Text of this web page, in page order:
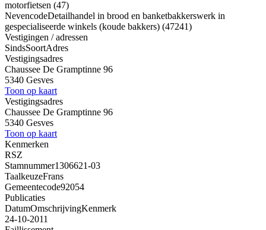
motorfietsen (47)
NevencodeDetailhandel in brood en banketbakkerswerk in
gespecialiseerde winkels (koude bakkers) (47241)
Vestigingen / adressen
SindsSoortAdres
Vestigingsadres
Chaussee De Gramptinne 96
5340 Gesves
Toon op kaart
Vestigingsadres
Chaussee De Gramptinne 96
5340 Gesves
Toon op kaart
Kenmerken
RSZ
Stamnummer1306621-03
TaalkeuzeFrans
Gemeentecode92054
Publicaties
DatumOmschrijvingKenmerk
24-10-2011